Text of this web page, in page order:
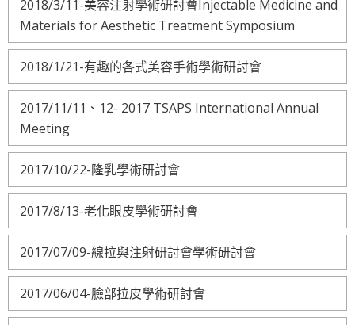
2018/3/11-美容注射學術研討會Injectable Medicine and
Materials for Aesthetic Treatment Symposium
2018/1/21-有趣的各式美容手術學術研討會
2017/11/11、12- 2017 TSAPS International Annual
Meeting
2017/10/22-隆乳學術研討會
2017/8/13-老化眼皮學術研討會
2017/07/09-線拉與注射研討會學術研討會
2017/06/04-臉部拉皮學術研討會